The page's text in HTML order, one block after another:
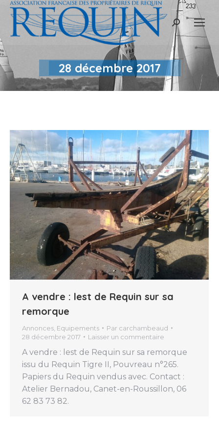
Recherche
28 décembre 2017
A vendre : lest de Requin sur sa
remorque
Annonces Equipements Par carchambeaud
28 décembre 2017
Laisser un commentaire
A vendre : lest de Requin sur sa remorque
issu du Requin Tigre II, Pouvreau n°265.
Papiers du Requin vendus avec. Contact :
Atelier Bernadou, Canet-en-Roussillon, 06
62 83 73 82.